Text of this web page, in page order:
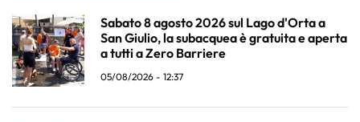
Sabato 8 agosto 2026 sul Lago d'Orta a
San Giulio, la subacquea è gratuita e aperta
a tutti a Zero Barriere
05/08/2026 - 12:37